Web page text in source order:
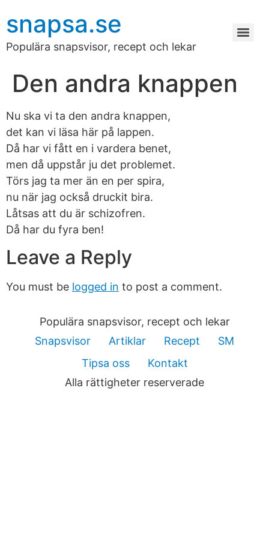
snapsa.se
Populära snapsvisor, recept och lekar
Den andra knappen
Nu ska vi ta den andra knappen,
det kan vi läsa här på lappen.
Då har vi fått en i vardera benet,
men då uppstår ju det problemet.
Törs jag ta mer än en per spira,
nu när jag också druckit bira.
Låtsas att du är schizofren.
Då har du fyra ben!
Leave a Reply
You must be logged in to post a comment.
Populära snapsvisor, recept och lekar
Snapsvisor
Artiklar Recept
SM
Tipsa oss
Kontakt
Alla rättigheter reserverade